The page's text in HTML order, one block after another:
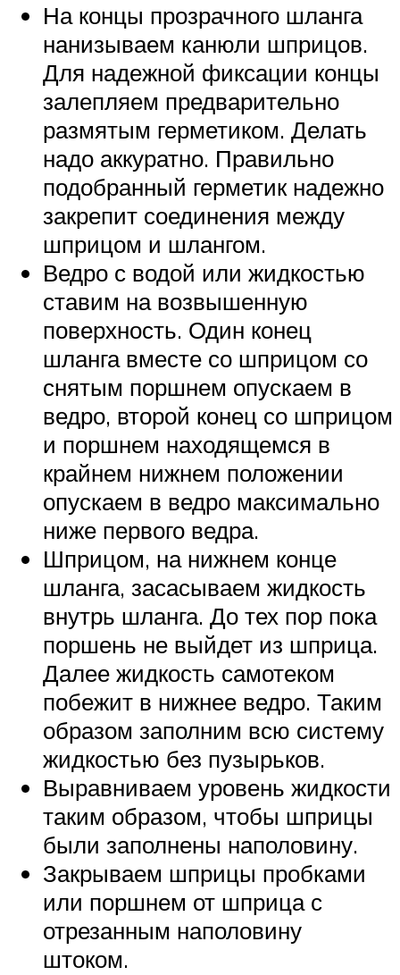
На концы прозрачного шланга
нанизываем канюли шприцов.
Для надежной фиксации концы
залепляем предварительно
размятым герметиком. Делать
надо аккуратно. Правильно
подобранный герметик надежно
закрепит соединения между
шприцом и шлангом.
Ведро с водой или жидкостью
ставим на возвышенную
поверхность. Один конец
шланга вместе со шприцом со
снятым поршнем опускаем в
ведро, второй конец со шприцом
и поршнем находящемся в
крайнем нижнем положении
опускаем в ведро максимально
ниже первого ведра.
Шприцом, на нижнем конце
шланга, засасываем жидкость
внутрь шланга. До тех пор пока
поршень не выйдет из шприца.
Далее жидкость самотеком
побежит в нижнее ведро. Таким
образом заполним всю систему
жидкостью без пузырьков.
Выравниваем уровень жидкости
таким образом, чтобы шприцы
были заполнены наполовину.
Закрываем шприцы пробками
или поршнем от шприца с
отрезанным наполовину
штоком.